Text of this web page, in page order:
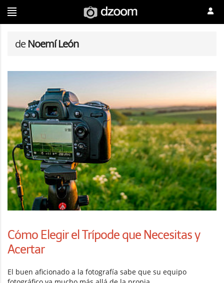
deNoemí León
Cómo Elegir el Trípode que Necesitas y
Acertar
El buen aficionado a la fotografía sabe que su equipo